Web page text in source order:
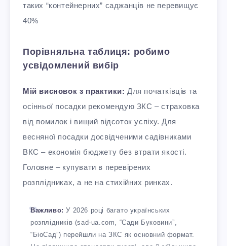
таких “контейнерних” саджанців не перевищує
40%
Порівняльна таблиця: робимо
усвідомлений вибір
Мій висновок з практики: Для початківців та
осінньої посадки рекомендую ЗКС – страховка
від помилок і вищий відсоток успіху. Для
весняної посадки досвідченими садівниками
ВКС – економія бюджету без втрати якості.
Головне – купувати в перевірених
розплідниках, а не на стихійних ринках.​
Важливо: У 2026 році багато українських
розплідників (sad-ua.com, “Сади Буковини”,
“БіоСад”) перейшли на ЗКС як основний формат.